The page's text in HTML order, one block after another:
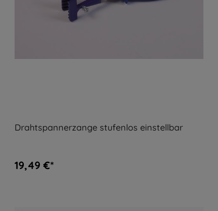
Drahtspannerzange stufenlos einstellbar
19,49 €*